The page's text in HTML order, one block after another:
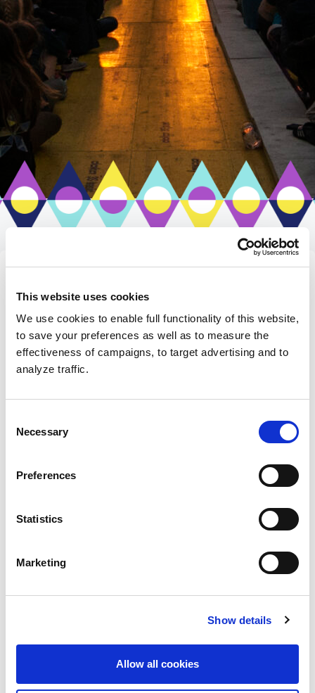
This website uses cookies
We use cookies to enable full functionality of this website,
to save your preferences as well as to measure the
effectiveness of campaigns, to target advertising and to
analyze traffic.
Selection
Necessary
Preferences
Statistics
Marketing
Show details
Allow all cookies
AVAINSANA:OSAL
LISTUJAFOORUMI
OSALLISTUJAFOORUMI
palvelumuotoilua ei enää pidetä omana erillisenä
oleelliseksi osaksi palveluja tuottavien yritysten
LUE LISÄÄ »